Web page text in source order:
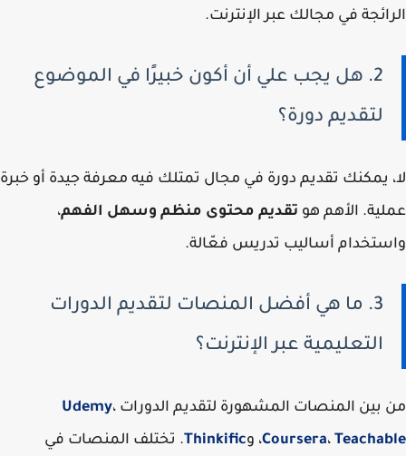
الرائجة في مجالك عبر الإنترنت.
2. هل يجب علي أن أكون خبيرًا في الموضوع
لتقديم دورة؟
لا، يمكنك تقديم دورة في مجال تمتلك فيه معرفة جيدة أو خبرة
عملية. الأهم هو تقديم محتوى منظم وسهل الفهم،
واستخدام أساليب تدريس فعّالة.
3. ما هي أفضل المنصات لتقديم الدورات
التعليمية عبر الإنترنت؟
من بين المنصات المشهورة لتقديم الدورات Udemy،
Coursera، Teachable ، وThinkific. تختلف المنصات في